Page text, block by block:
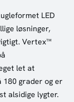
LED
løsninger,
Vertex™
let at
grader og er
alsidige lygter.